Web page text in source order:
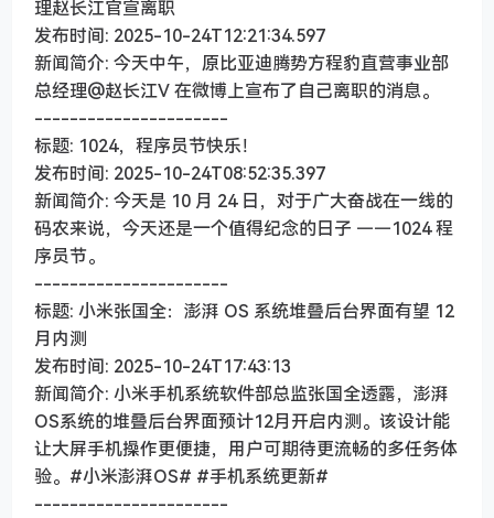
理赵长江官宣离职
发布时间: 2025-10-24T12:21:34.597
新闻简介: 今天中午，原比亚迪腾势方程豹直营事业部
总经理@赵长江V 在微博上宣布了自己离职的消息。
----------------------
标题: 1024，程序员节快乐！
发布时间: 2025-10-24T08:52:35.397
新闻简介: 今天是 10 月 24 日，对于广大奋战在一线的
码农来说，今天还是一个值得纪念的日子 ——1024 程
序员节。
----------------------
标题: 小米张国全：澎湃 OS 系统堆叠后台界面有望 12
月内测
发布时间: 2025-10-24T17:43:13
新闻简介: 小米手机系统软件部总监张国全透露，澎湃
OS系统的堆叠后台界面预计12月开启内测。该设计能
让大屏手机操作更便捷，用户可期待更流畅的多任务体
验。#小米澎湃OS# #手机系统更新#
----------------------